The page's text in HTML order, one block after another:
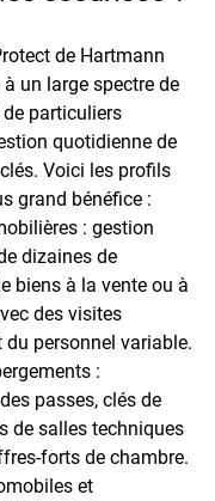
de Hartmann
un large spectre de
particuliers
quotidienne de
Voici les profils
grand bénéfice :
: gestion
dizaines de
biens à la vente ou à
des visites
du personnel variable.
:
passes, clés de
de salles techniques
forts de chambre.
et